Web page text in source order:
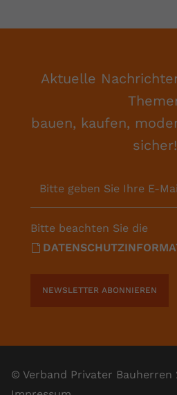
Aktuelle
bauen, kaufen,
sicher!
Bitte geben Sie Ihre E-
Bitte beachten Sie die
NEWSLETTER ABONNIEREN
© Verband Privater Bauherren